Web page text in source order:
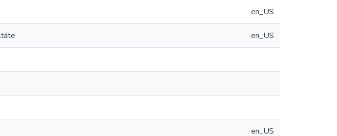
en_US
en_US
en_US